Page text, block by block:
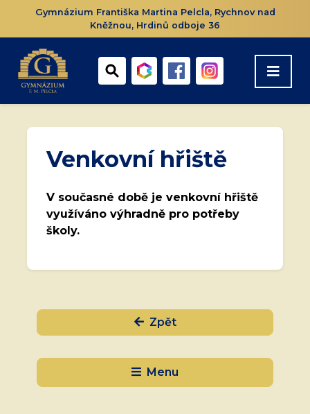
Gymnázium Františka Martina Pelcla, Rychnov nad
Kněžnou, Hrdinů odboje 36
Venkovní hřiště
V současné době je venkovní hřiště
využíváno výhradně pro potřeby
školy.
Zpět
Menu